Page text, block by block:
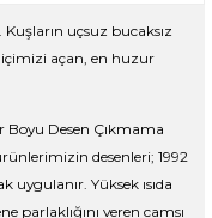
Kuşların uçsuz bucaksız
açan, en huzur
Boyu Desen Çıkmama
desenleri; 1992
uygulanır. Yüksek ısıda
parlaklığını veren camsı